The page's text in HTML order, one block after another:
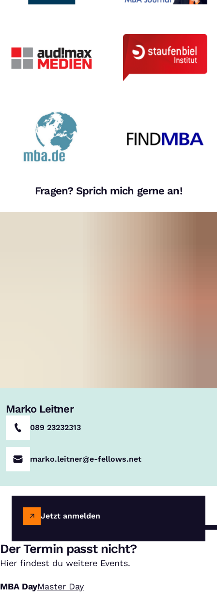
Fragen? Sprich mich gerne an!
Marko Leitner
089 23232313
marko.leitner@e-fellows.net
Jetzt anmelden
Der Termin passt nicht?
Hier findest du weitere Events.
MBA DayMaster Day